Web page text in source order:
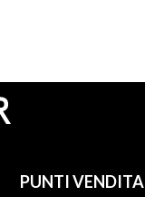
PUNTI VENDITA